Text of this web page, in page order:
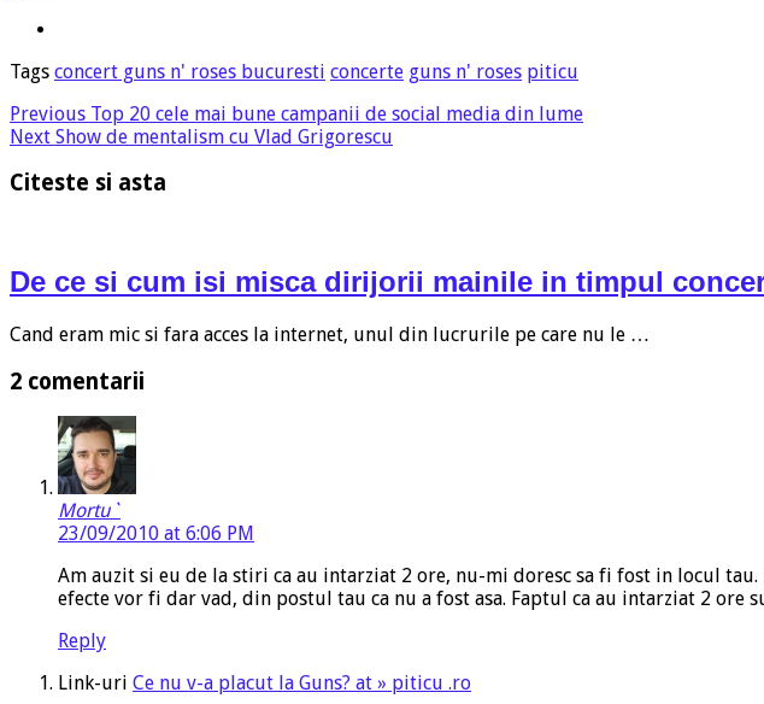
Tags concert guns n' roses bucuresti concerte guns n' roses piticu
Previous Top 20 cele mai bune campanii de social media din lume
Next Show de mentalism cu Vlad Grigorescu
Citeste si asta
De ce si cum isi misca dirijorii mainile in timpul
Cand eram mic si fara acces la internet, unul din lucrurile pe care nu le …
2 comentarii
Mortu`
23/09/2010 at 6:06 PM
Am auzit si eu de la stiri ca au intarziat 2 ore, nu-mi doresc sa fi fost in locul
efecte vor fi dar vad, din postul tau ca nu a fost asa. Faptul ca au intarziat 2 ore
Reply
Link-uri Ce nu v-a placut la Guns? at » piticu .ro